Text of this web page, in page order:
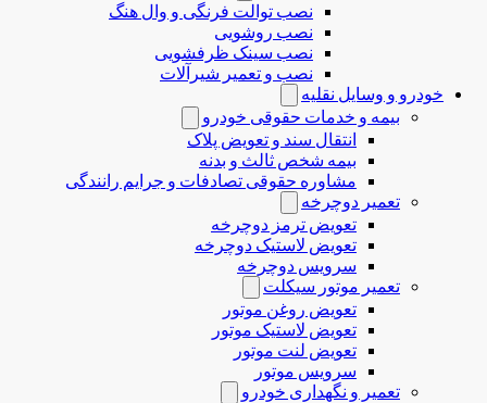
نصب توالت فرنگی و وال هنگ
نصب روشویی
نصب سینک ظرفشویی
نصب و تعمیر شیرآلات
خودرو و وسایل نقلیه
بیمه و خدمات حقوقی خودرو
انتقال سند و تعویض پلاک
بیمه شخص ثالث و بدنه
مشاوره حقوقی تصادفات و جرایم رانندگی
تعمیر دوچرخه
تعویض ترمز دوچرخه
تعویض لاستیک دوچرخه
سرویس دوچرخه
تعمیر موتور سیکلت
تعویض روغن موتور
تعویض لاستیک موتور
تعویض لنت موتور
سرویس موتور
تعمیر و نگهداری خودرو